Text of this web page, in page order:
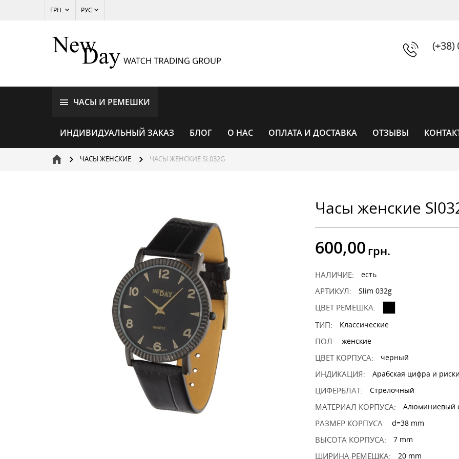
ГРН. РУС
(+38)
ЧАСЫ И РЕМЕШКИ
ИНДИВИДУАЛЬНЫЙ ЗАКАЗ БЛОГ О НАС ОПЛАТА И ДОСТАВКА ОТЗЫВЫ
ЧАСЫ ЖЕНСКИЕ
ЧАСЫ
ЧАСЫ
УНИСЕКС
ЧАСЫ ЖЕНСКИЕ ЧАСЫ ЖЕНСКИЕ SL032G
Часы женские
600,00 грн.
НАЛИЧИЕ: есть
АРТИКУЛ: Slim 032g
ЦВЕТ РЕМЕШКА:
ТИП:
Классические
ПОЛ: женские
ЦВЕТ КОРПУСА: черный
ИНДИКАЦИЯ: Арабская цифра и риски
ЦИФЕРБЛАТ: Стрелочный
МАТЕРИАЛ КОРПУСА: Алюминиевый
РАЗМЕР КОРПУСА: d=38 mm
ВЫСОТА КОРПУСА: 7 mm
ШИРИНА РЕМЕШКА: 20 mm